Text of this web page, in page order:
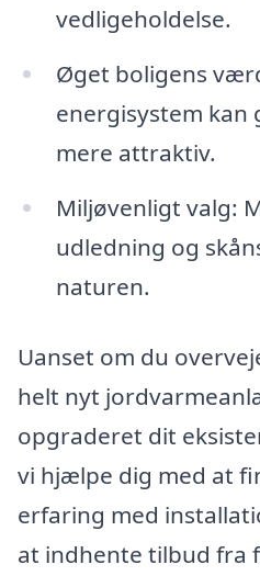
vedligeholdelse.
Øget boligens
energisystem kan
mere attraktiv.
Miljøvenligt valg:
udledning og
naturen.
Uanset om du
helt nyt
opgraderet dit
vi hjælpe dig med at
erfaring med
at indhente tilbud fra